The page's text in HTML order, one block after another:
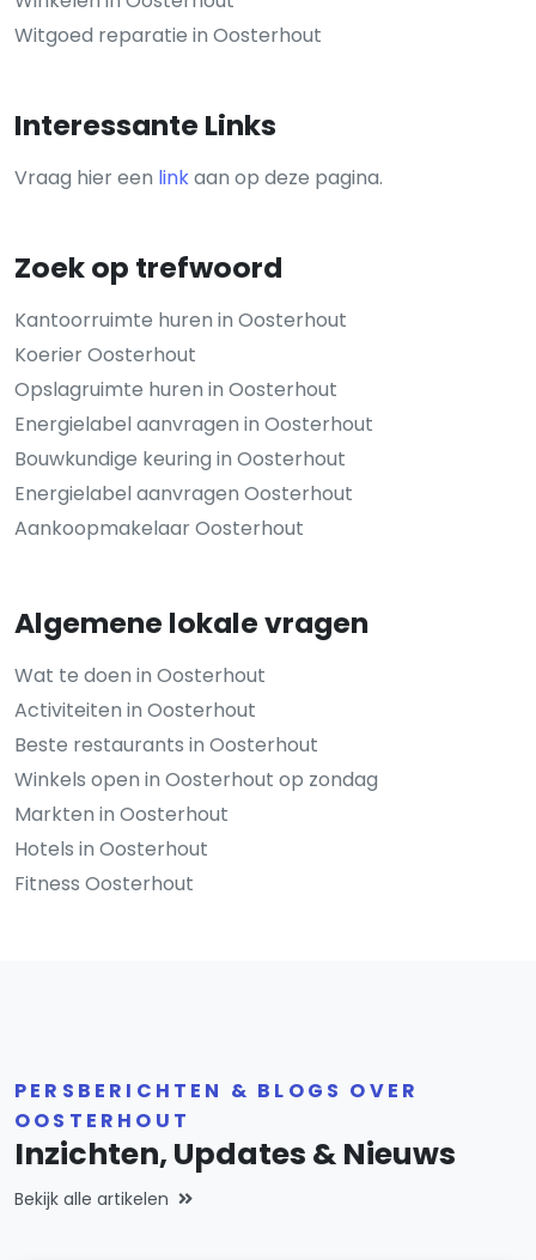
Witgoed reparatie in Oosterhout
Interessante Links
Vraag hier een linkaan op deze pagina.
Zoek op trefwoord
Kantoorruimte huren in Oosterhout
Koerier Oosterhout
Opslagruimte huren in Oosterhout
Energielabel aanvragen in Oosterhout
Bouwkundige keuring in Oosterhout
Energielabel aanvragen Oosterhout
Aankoopmakelaar Oosterhout
Algemene lokale vragen
Wat te doen in Oosterhout
Activiteiten in Oosterhout
Beste restaurants in Oosterhout
Winkels open in Oosterhout op zondag
Markten in Oosterhout
Hotels in Oosterhout
Fitness Oosterhout
PERSBERICHTEN & BLOGS OVER
OOSTERHOUT
Inzichten, Updates & Nieuws
Bekijk alle artikelen